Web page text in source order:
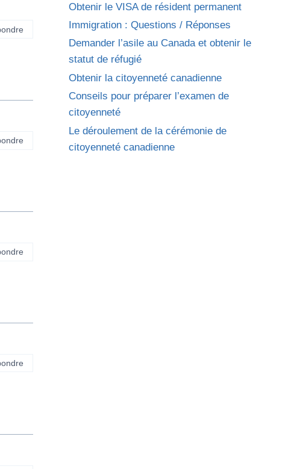
Obtenir le VISA de résident permanent
Immigration : Questions / Réponses
Demander l’asile au Canada et obtenir le
statut de réfugié
Obtenir la citoyenneté canadienne
Conseils pour préparer l’examen de
citoyenneté
Le déroulement de la cérémonie de
citoyenneté canadienne